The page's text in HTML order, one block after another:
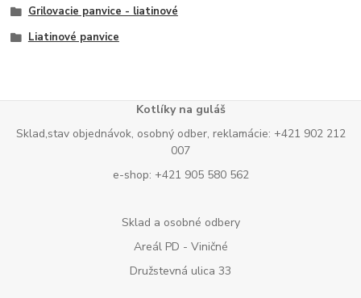
Grilovacie panvice - liatinové
Liatinové panvice
Kotlíky na guláš
Sklad,stav objednávok, osobný odber, reklamácie: +421 902 212
007
e-shop: +421 905 580 562
Sklad a osobné odbery
Areál PD - Viničné
Družstevná ulica 33